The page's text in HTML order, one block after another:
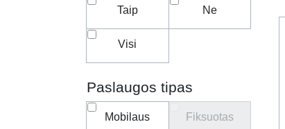
Taip Ne
Visi
Paslaugos tipas
Mobilaus
Fiksuotas